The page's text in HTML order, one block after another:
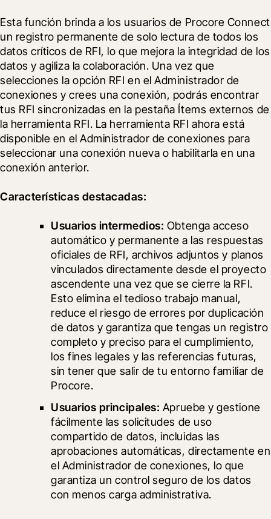
Esta función brinda a los usuarios de Procore Connect
un registro permanente de solo lectura de todos los
datos críticos de RFI, lo que mejora la integridad de los
datos y agiliza la colaboración. Una vez que
selecciones la opción RFI en el Administrador de
conexiones y crees una conexión, podrás encontrar
tus RFI sincronizadas en la pestaña Ítems externos de
la herramienta RFI. La herramienta RFI ahora está
disponible en el Administrador de conexiones para
seleccionar una conexión nueva o habilitarla en una
conexión anterior.
Características destacadas:
Usuarios intermedios: Obtenga acceso
automático y permanente a las respuestas
oficiales de RFI, archivos adjuntos y planos
vinculados directamente desde el proyecto
ascendente una vez que se cierre la RFI.
Esto elimina el tedioso trabajo manual,
reduce el riesgo de errores por duplicación
de datos y garantiza que tengas un registro
completo y preciso para el cumplimiento,
los fines legales y las referencias futuras,
sin tener que salir de tu entorno familiar de
Procore.
Usuarios principales: Apruebe y gestione
fácilmente las solicitudes de uso
compartido de datos, incluidas las
aprobaciones automáticas, directamente en
el Administrador de conexiones, lo que
garantiza un control seguro de los datos
con menos carga administrativa.